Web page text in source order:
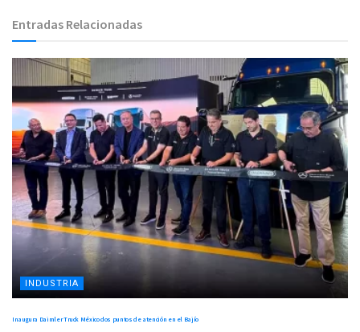
Entradas Relacionadas
INDUSTRIA
Inaugura Daimler Truck México dos puntos de atención en el Bajío